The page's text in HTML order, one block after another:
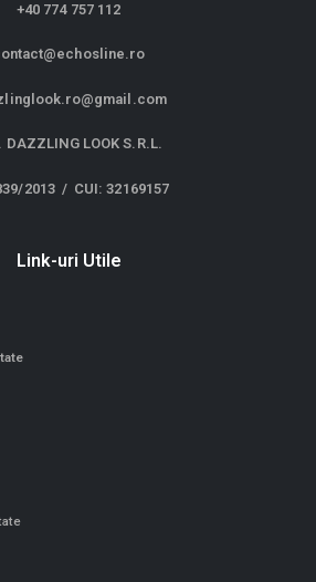
+40 774 757 112
DAZZLING LOOK S.R.L.
2013 / CUI: 32169157
Link-uri Utile